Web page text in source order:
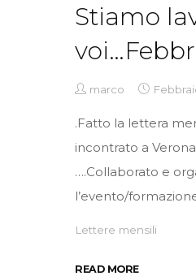
Stiamo
marco
.Fatto la lettera
incontrato a
….Collaborato e
l’evento/
Lettere mensili
READ MORE"Stiamo